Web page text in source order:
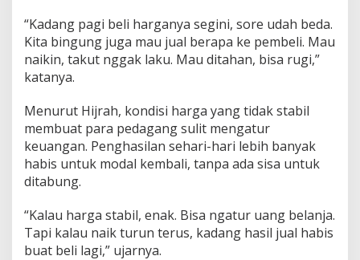
“Kadang pagi beli harganya segini, sore udah beda.
Kita bingung juga mau jual berapa ke pembeli. Mau
naikin, takut nggak laku. Mau ditahan, bisa rugi,”
katanya.
Menurut Hijrah, kondisi harga yang tidak stabil
membuat para pedagang sulit mengatur
keuangan. Penghasilan sehari-hari lebih banyak
habis untuk modal kembali, tanpa ada sisa untuk
ditabung.
“Kalau harga stabil, enak. Bisa ngatur uang belanja.
Tapi kalau naik turun terus, kadang hasil jual habis
buat beli lagi,” ujarnya.